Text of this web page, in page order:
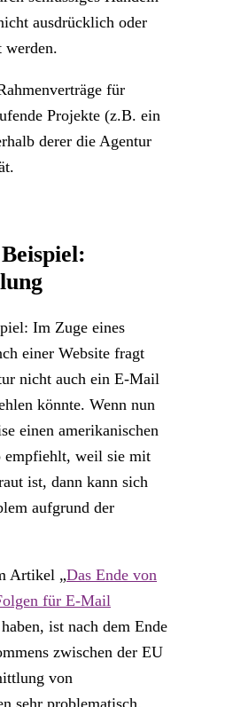
ausdrücklich oder
werden.
für
Projekte (z.B. ein
derer die Agentur
Im Zuge eines
einer Website fragt
nicht auch ein E-Mail
könnte. Wenn nun
einen amerikanischen
weil sie mit
ist, dann kann sich
aufgrund der
Artikel „Das Ende von
für E-Mail
ist nach dem Ende
zwischen der EU
von
sehr problematisch.